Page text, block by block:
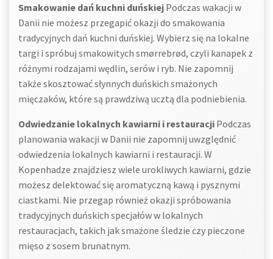
Smakowanie dań kuchni duńskiej Podczas wakacji w
Danii nie możesz przegapić okazji do smakowania
tradycyjnych dań kuchni duńskiej. Wybierz się na lokalne
targi i spróbuj smakowitych smørrebrød, czyli kanapek z
różnymi rodzajami wędlin, serów i ryb. Nie zapomnij
także skosztować słynnych duńskich smażonych
mięczaków, które są prawdziwą ucztą dla podniebienia.
Odwiedzanie lokalnych kawiarni i restauracji Podczas
planowania wakacji w Danii nie zapomnij uwzględnić
odwiedzenia lokalnych kawiarni i restauracji. W
Kopenhadze znajdziesz wiele urokliwych kawiarni, gdzie
możesz delektować się aromatyczną kawą i pysznymi
ciastkami. Nie przegap również okazji spróbowania
tradycyjnych duńskich specjałów w lokalnych
restauracjach, takich jak smażone śledzie czy pieczone
mięso z sosem brunatnym.